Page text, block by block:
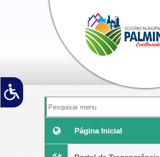
Página Inicial